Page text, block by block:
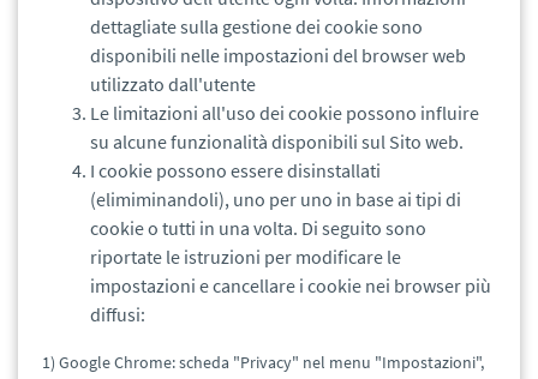
dettagliate sulla gestione dei cookie sono
disponibili nelle impostazioni del browser web
utilizzato dall'utente
Le limitazioni all'uso dei cookie possono influire
su alcune funzionalità disponibili sul Sito web.
I cookie possono essere disinstallati
(elimiminandoli), uno per uno in base ai tipi di
cookie o tutti in una volta. Di seguito sono
riportate le istruzioni per modificare le
impostazioni e cancellare i cookie nei browser più
diffusi:
1) Google Chrome: scheda "Privacy" nel menu "Impostazioni",